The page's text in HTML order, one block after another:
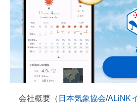
会社概要（ 日本気象協会/ALiNK